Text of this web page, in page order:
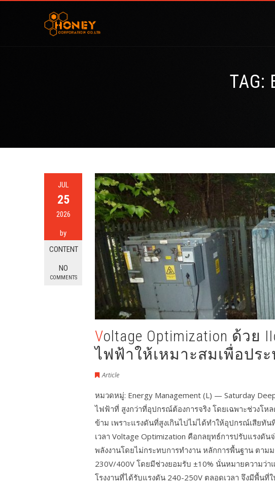
TAG:
JUL
25
2026
by
CONTENT
NO
COMMENTS
Voltage Optimization ด้วย IIoT: ปรับแรงดัน
ไฟฟ้าให้เหมาะสมเพื่อปร
Article
หมวดหมู่: Energy Management (L) — Saturday
ไฟฟ้าที่ สูงกว่าที่อุปกรณ์ต้องการจริง โดยเฉพาะช่วงโ
ข้าม เพราะแรงดันที่สูงเกินไปไม่ได้ทำให้อุปกรณ์เสียทั
เวลา Voltage Optimization คือกลยุทธ์การปรับแรงดั
พลังงานโดยไม่กระทบการทำงาน หลักการพื้นฐาน ตาม
230V/400V โดยมีช่วงยอมรับ ±10% นั่นหมายความว่า
โรงงานที่ได้รับแรงดัน 240-250V ตลอดเวลา จึงมีพื้น